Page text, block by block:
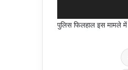
पुलिस फिलहाल इस मामले में